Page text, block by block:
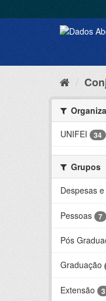
UNIFEI
34
Grupos
Despesas
Pessoas 7
Pós
Graduação
Extensão 3